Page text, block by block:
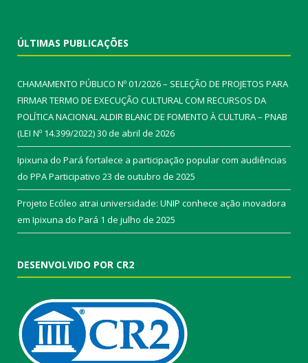
ÚLTIMAS PUBLICAÇÕES
CHAMAMENTO PÚBLICO Nº 01/2026 – SELEÇÃO DE PROJETOS PARA
FIRMAR TERMO DE EXECUÇÃO CULTURAL COM RECURSOS DA
POLÍTICA NACIONAL ALDIR BLANC DE FOMENTO À CULTURA – PNAB
(LEI Nº 14.399/2022)30 de abril de 2026
Ipixuna do Pará fortalece a participação popular com audiências
do PPA Participativo 23 de outubro de 2025
Projeto Ecóleo atrai universidade: UNIP conhece ação inovadora
em Ipixuna do Pará 1 de julho de 2025
DESENVOLVIDO POR CR2